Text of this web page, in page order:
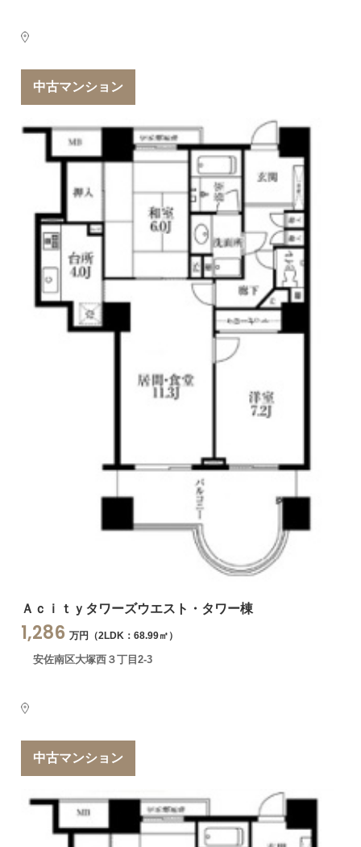
中古マンション
Ａｃｉｔｙタワーズウエスト・タワー棟
1,286 万円（2LDK：68.99㎡）
安佐南区大塚西３丁目2-3
中古マンション